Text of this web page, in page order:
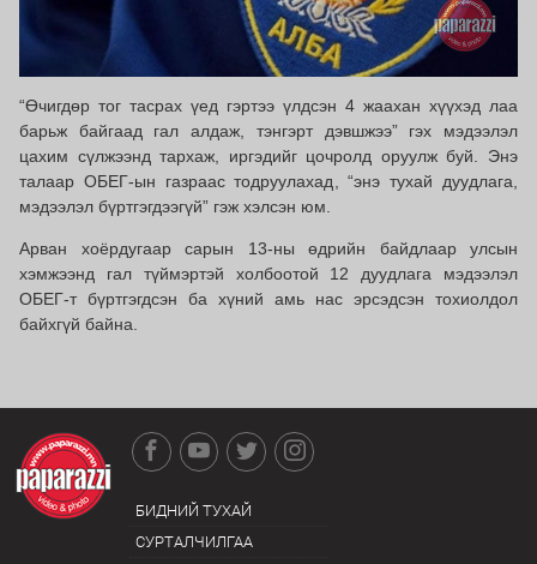
“Өчигдөр тог тасрах үед гэртээ үлдсэн 4 жаахан хүүхэд лаа
барьж байгаад гал алдаж, тэнгэрт дэвшжээ” гэх мэдээлэл
цахим сүлжээнд тархаж, иргэдийг цочролд оруулж буй. Энэ
талаар ОБЕГ-ын газраас тодруулахад, “энэ тухай дуудлага,
мэдээлэл бүртгэгдээгүй” гэж хэлсэн юм.
Арван хоёрдугаар сарын 13-ны өдрийн байдлаар улсын
хэмжээнд гал түймэртэй холбоотой 12 дуудлага мэдээлэл
ОБЕГ-т бүртгэгдсэн ба хүний амь нас эрсэдсэн тохиолдол
байхгүй байна.
БИДНИЙ ТУХАЙ
СУРТАЛЧИЛГАА